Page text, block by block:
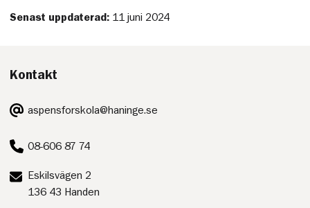
Senast uppdaterad: 11 juni 2024
Kontakt
E-
post:
aspensforskola@haninge.se
Telefon:
08-606 87 74
Postadress:
Eskilsvägen 2
136 43 Handen